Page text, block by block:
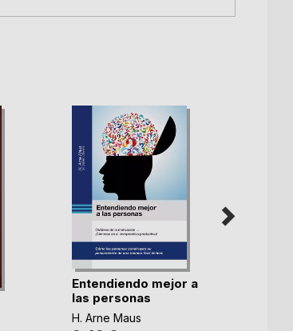
Entendiendo mejor a
las personas
H. Arne Maus